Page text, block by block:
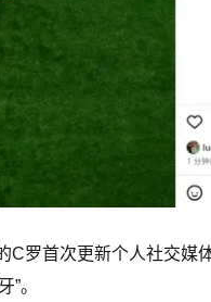
C罗首次更新个人社交媒
”。